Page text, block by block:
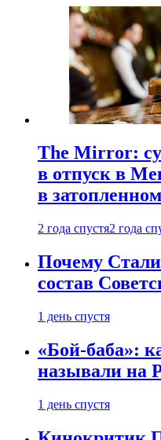
The Mirror:
в отпуск в
в
2 года спустя2 года
Почему
состав
1 день спустя
«Бой-баба»:
называли на
1 день спустя